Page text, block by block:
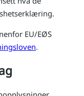
EU/EØS
.